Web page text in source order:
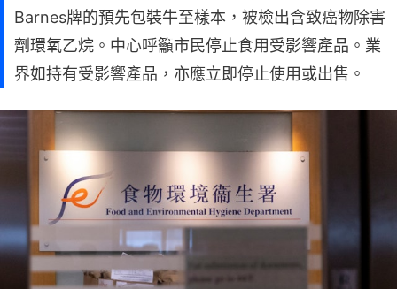
Barnes牌的預先包裝牛至樣本，被檢出含致癌物除害
劑環氧乙烷。中心呼籲市民停止食用受影響產品。業
界如持有受影響產品，亦應立即停止使用或出售。